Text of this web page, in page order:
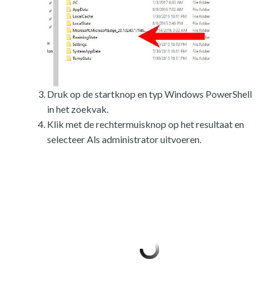
Druk op de startknop en typ Windows PowerShell
in het zoekvak.
Klik met de rechtermuisknop op het resultaat en
selecteer Als administrator uitvoeren.